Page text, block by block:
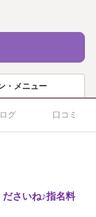
・メニュー
グ 口コミ
さいね♪指名料